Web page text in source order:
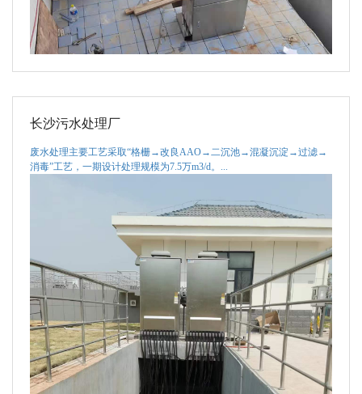
长沙污水处理厂
废水处理主要工艺采取“格栅→改良AAO→二沉池→混凝沉淀→过滤→
消毒”工艺，一期设计处理规模为7.5万m3/d。...